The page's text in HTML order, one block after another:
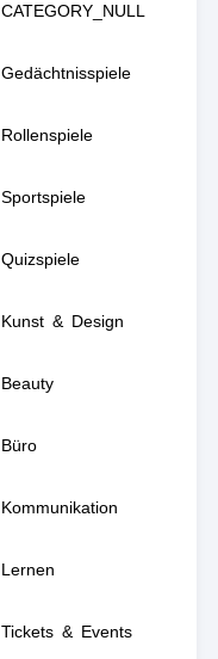
CATEGORY_NULL
Gedächtnisspiele
Rollenspiele
Sportspiele
Quizspiele
Kunst & Design
Beauty
Büro
Kommunikation
Lernen
Tickets & Events